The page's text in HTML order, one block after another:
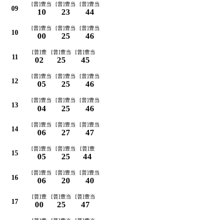
09
[普]豊当
10
[普]豊当
23
[普]豊当
44
10
[普]豊当
00
[普]豊当
25
[普]豊当
46
11
[普]豊
02
[普]豊当
25
[普]豊当
45
12
[普]豊当
05
[普]豊当
25
[普]豊当
46
13
[普]豊当
04
[普]豊当
25
[普]豊当
46
14
[普]豊当
06
[普]豊当
27
[普]豊当
47
15
[普]豊当
05
[普]豊当
25
[普]豊
44
16
[普]豊当
06
[普]豊当
20
[普]豊当
40
17
[普]豊
00
[普]豊当
25
[普]豊当
47